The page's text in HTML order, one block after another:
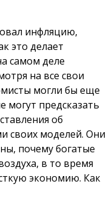
инфляцию,
это делает
самом деле
на все свои
могли бы еще
могут предсказать
об
своих моделей. Они
почему богатые
в то время
экономию. Как